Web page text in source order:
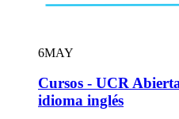
6MAY
Cursos - UCR
idioma inglés